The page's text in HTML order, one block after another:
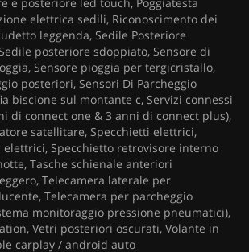
elettrica sedili, Riconoscimento dei
leggenda, Sedile Posteriore
posteriore sdoppiato, Sensore di
Sensore pioggia per tergicristallo,
posteriori, Sensori Di Parcheggio
biscione sul montante c, Servizi connessi
di connect one & 3 anni di connect plus),
satellitare, Specchietti elettrici,
Specchietto retrovisore interno
Tasche schienale anteriori
Telecamera laterale per
Telecamera per parcheggio
monitoraggio pressione pneumatici),
Vetri posteriori oscurati, Volante in
carplay / android auto